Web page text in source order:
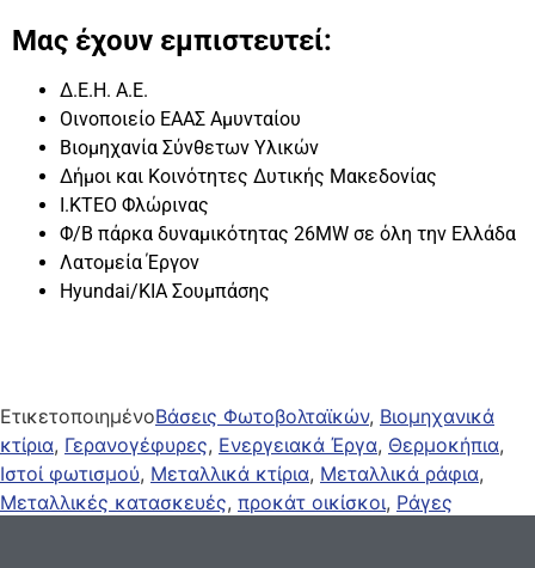
Μας έχουν εμπιστευτεί:
Δ.Ε.Η. Α.Ε.
Οινοποιείο ΕΑΑΣ Αμυνταίου
Βιομηχανία Σύνθετων Υλικών
Δήμοι και Κοινότητες Δυτικής Μακεδονίας
Ι.ΚΤΕΟ Φλώρινας
Φ/Β πάρκα δυναμικότητας 26MW σε όλη την Ελλάδα
Λατομεία Έργον
Hyundai/KIA Σουμπάσης
ΕτικετοποιημένοΒάσεις Φωτοβολταϊκών, Βιομηχανικά
κτίρια, Γερανογέφυρες, Ενεργειακά Έργα, Θερμοκήπια,
Ιστοί φωτισμού, Μεταλλικά κτίρια, Μεταλλικά ράφια,
Μεταλλικές κατασκευές, προκάτ οικίσκοι, Ράγες